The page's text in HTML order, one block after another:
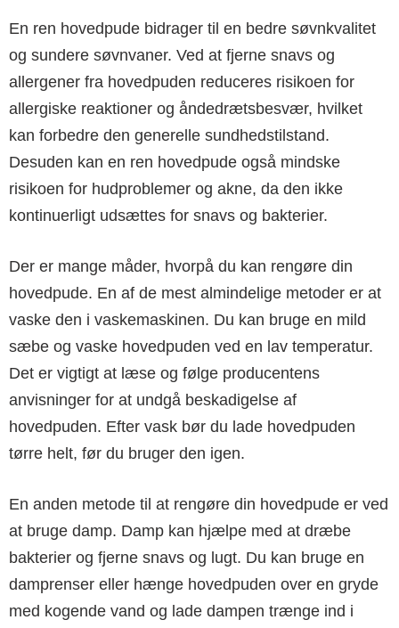
En ren hovedpude bidrager til en bedre søvnkvalitet
og sundere søvnvaner. Ved at fjerne snavs og
allergener fra hovedpuden reduceres risikoen for
allergiske reaktioner og åndedrætsbesvær, hvilket
kan forbedre den generelle sundhedstilstand.
Desuden kan en ren hovedpude også mindske
risikoen for hudproblemer og akne, da den ikke
kontinuerligt udsættes for snavs og bakterier.
Der er mange måder, hvorpå du kan rengøre din
hovedpude. En af de mest almindelige metoder er at
vaske den i vaskemaskinen. Du kan bruge en mild
sæbe og vaske hovedpuden ved en lav temperatur.
Det er vigtigt at læse og følge producentens
anvisninger for at undgå beskadigelse af
hovedpuden. Efter vask bør du lade hovedpuden
tørre helt, før du bruger den igen.
En anden metode til at rengøre din hovedpude er ved
at bruge damp. Damp kan hjælpe med at dræbe
bakterier og fjerne snavs og lugt. Du kan bruge en
damprenser eller hænge hovedpuden over en gryde
med kogende vand og lade dampen trænge ind i